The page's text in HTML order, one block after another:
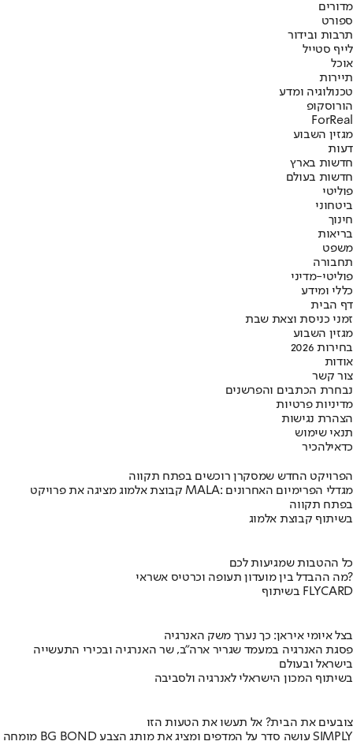
מדורים
ספורט
תרבות ובידור
לייף סטייל
אוכל
תיירות
טכנולוגיה ומדע
הורוסקופ
ForReal
מגזין השבוע
דעות
חדשות בארץ
חדשות בעולם
פוליטי
ביטחוני
חינוך
בריאות
משפט
תחבורה
פוליטי-מדיני
כללי ומידע
דף הבית
זמני כניסת וצאת שבת
מגזין השבוע
בחירות 2026
אודות
צור קשר
נבחרת הכתבים והפרשנים
מדיניות פרטיות
הצהרת נגישות
תנאי שימוש
כדאילהכיר
הפרויקט החדש שמסקרן רוכשים בפתח תקווה
קבוצת אלמוג מציגה את פרויקט MALA: מגדלי הפרימיום האחרונים
בפתח תקווה
בשיתוף קבוצת אלמוג
כל ההטבות שמגיעות לכם
מה ההבדל בין מועדון תעופה וכרטיס אשראי?
בשיתוף FLYCARD
בצל איומי איראן: כך נערך משק האנרגיה
פסגת האנרגיה במעמד שגריר ארה"ב, שר האנרגיה ובכירי התעשייה
בישראל ובעולם
בשיתוף המכון הישראלי לאנרגיה ולסביבה
צובעים את הבית? אל תעשו את הטעות הזו
מומחה BG BOND עושה סדר על המדפים ומציג את מותג הצבע SIMPLY